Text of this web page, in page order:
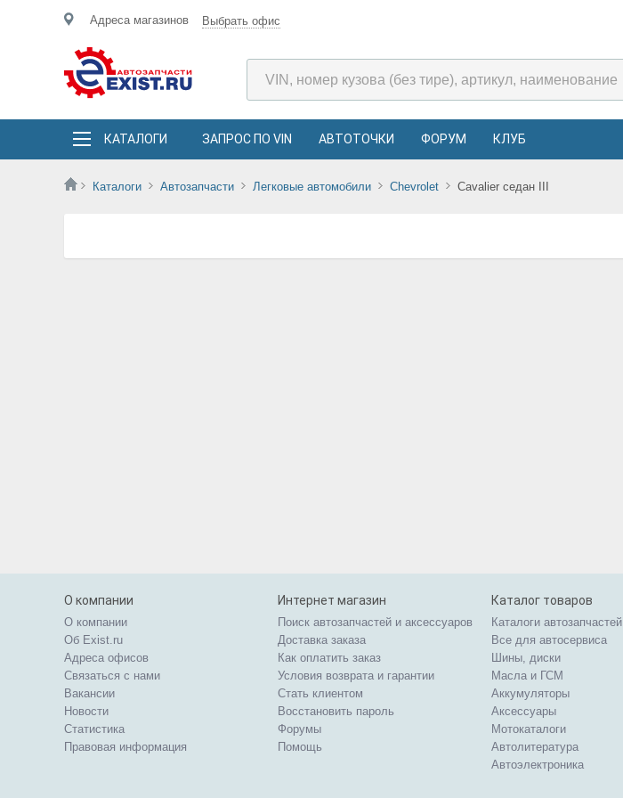
Адреса магазинов Выбрать офис
КАТАЛОГИ ЗАПРОС ПО VIN АВТОТОЧКИ ФОРУМ КЛУБ
Каталоги Автозапчасти Легковые автомобили Chevrolet Cavalier седан III
О компании
О компании
Об Exist.ru
Адреса офисов
Связаться с нами
Вакансии
Новости
Статистика
Правовая информация
Интернет магазин
Поиск автозапчастей и аксессуаров
Доставка заказа
Как оплатить заказ
Условия возврата и гарантии
Стать клиентом
Восстановить пароль
Форумы
Помощь
Каталог товаров
Каталоги автозапчастей
Все для автосервиса
Шины, диски
Масла и ГСМ
Аккумуляторы
Аксессуары
Мотокаталоги
Автолитература
Автоэлектроника